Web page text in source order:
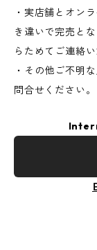
・実店舗とオン
き違いで完売と
らためてご連絡い
・その他ご不明
問合せください。